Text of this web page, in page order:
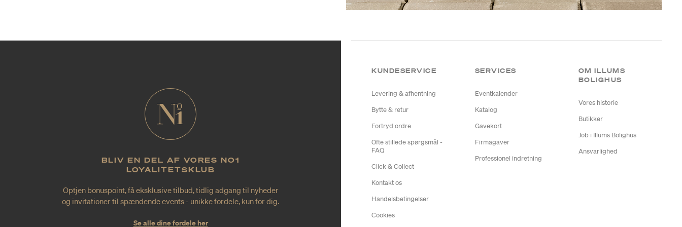
BLIV EN DEL AF VORES NO1
LOYALITETSKLUB
Optjen bonuspoint, få eksklusive tilbud, tidlig adgang til nyheder
og invitationer til spændende events - unikke fordele, kun for dig.
Se alle dine fordele her
KUNDESERVICE
Levering & afhentning
Bytte & retur
Fortryd ordre
Ofte stillede spørgsmål -
FAQ
Click & Collect
Kontakt os
Handelsbetingelser
Cookies
SERVICES
Eventkalender
Katalog
Gavekort
Firmagaver
Professionel indretning
OM ILLUMS
BOLIGHUS
Vores historie
Butikker
Job i Illums Bolighus
Ansvarlighed